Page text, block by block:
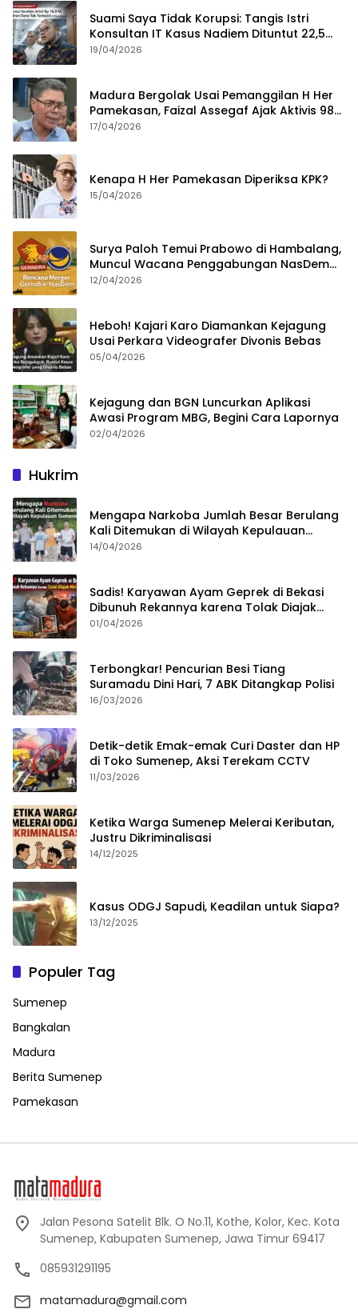
Suami Saya Tidak Korupsi: Tangis Istri
Konsultan IT Kasus Nadiem Dituntut 22,5
Tahun
19/04/2026
Madura Bergolak Usai Pemanggilan H Her
Pamekasan, Faizal Assegaf Ajak Aktivis 98
Bongkar Permainan KPK
17/04/2026
Kenapa H Her Pamekasan Diperiksa KPK?
15/04/2026
Surya Paloh Temui Prabowo di Hambalang,
Muncul Wacana Penggabungan NasDem
dan Gerindra
12/04/2026
Heboh! Kajari Karo Diamankan Kejagung
Usai Perkara Videografer Divonis Bebas
05/04/2026
Kejagung dan BGN Luncurkan Aplikasi
Awasi Program MBG, Begini Cara Lapornya
02/04/2026
Hukrim
Mengapa Narkoba Jumlah Besar Berulang
Kali Ditemukan di Wilayah Kepulauan
Sumenep?
14/04/2026
Sadis! Karyawan Ayam Geprek di Bekasi
Dibunuh Rekannya karena Tolak Diajak
Merampok Majikan
01/04/2026
Terbongkar! Pencurian Besi Tiang
Suramadu Dini Hari, 7 ABK Ditangkap Polisi
16/03/2026
Detik-detik Emak-emak Curi Daster dan HP
di Toko Sumenep, Aksi Terekam CCTV
11/03/2026
Ketika Warga Sumenep Melerai Keributan,
Justru Dikriminalisasi
14/12/2025
Kasus ODGJ Sapudi, Keadilan untuk Siapa?
13/12/2025
Populer Tag
Sumenep
Bangkalan
Madura
Berita Sumenep
Pamekasan
Jalan Pesona Satelit Blk. O No.11, Kothe, Kolor, Kec. Kota
Sumenep, Kabupaten Sumenep, Jawa Timur 69417
085931291195
matamadura@gmail.com